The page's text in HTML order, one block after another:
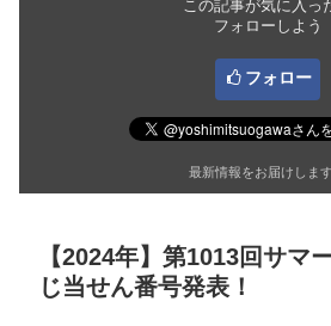
この記事が気に入っ
フォローしよう
フォロー
最新情報をお届けします
【2024年】第1013回サマ
じ当せん番号発表！